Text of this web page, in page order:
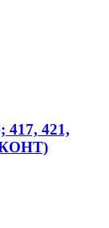
417, 421,